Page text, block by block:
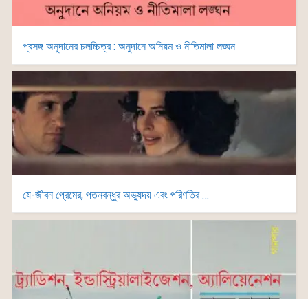
প্রসঙ্গ অনুদানের চলচ্চিত্র : অনুদানে অনিয়ম ও নীতিমালা লঙ্ঘন
যে-জীবন প্রেমের, পতনবন্ধুর অভ্যুদয় এবং পরিণতির …